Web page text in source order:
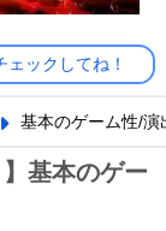
ックしてね！
基本のゲーム性/演
基本のゲー